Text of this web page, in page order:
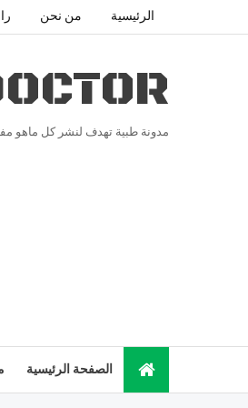
الرئيسية من نحن
مدونة طبية تهدف لنشر كل ماهو
الصفحة الرئيسية